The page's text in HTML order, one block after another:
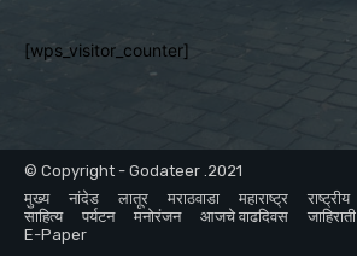
[wps_visitor_counter]
© Copyright - Godateer .2021
मुख्य
नांदेड लातूर मराठवाडा महाराष्ट्र राष्ट्रीय
साहित्य
पर्यटन मनोरंजन आजचे वाढदिवस जाहिराती
E-Paper